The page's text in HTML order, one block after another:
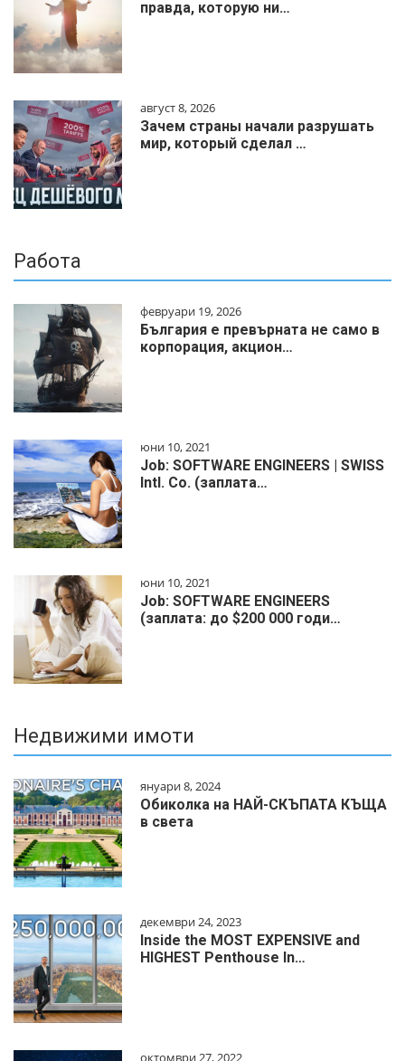
правда, которую ни…
август 8, 2026
Зачем страны начали разрушать
мир, который сделал …
Работа
февруари 19, 2026
България е превърната не само в
корпорация, акцион…
юни 10, 2021
Job: SOFTWARE ENGINEERS | SWISS
Intl. Co. (заплата…
юни 10, 2021
Job: SOFTWARE ENGINEERS
(заплата: до $200 000 годи…
Недвижими имоти
януари 8, 2024
Обиколка на НАЙ-СКЪПАТА КЪЩА
в света
декември 24, 2023
Inside the MOST EXPENSIVE and
HIGHEST Penthouse In…
октомври 27, 2022